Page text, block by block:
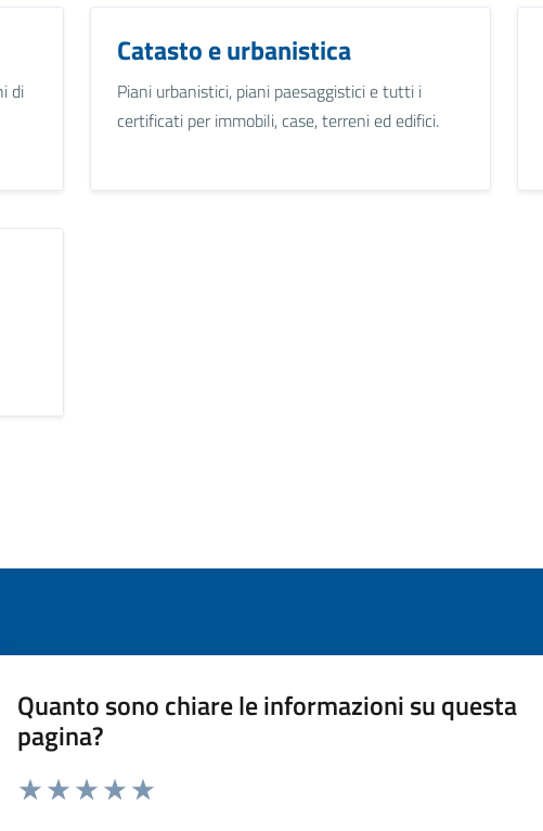
di
Catasto e urbanistica
Piani urbanistici, piani paesaggistici e tutti i
certificati per immobili, case, terreni ed edifici.
Quanto sono chiare le informazioni su questa
pagina?
Valuta da 1 a 5 stelle la pagina